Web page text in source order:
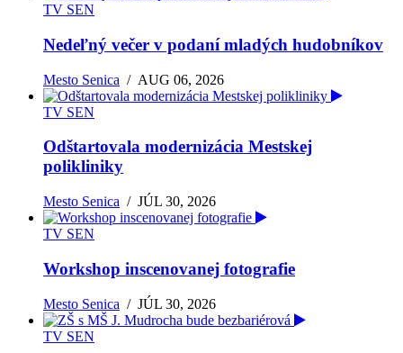
TV SEN
Nedeľný večer v podaní mladých hudobníkov
Mesto Senica /AUG 06, 2026
TV SEN
Odštartovala modernizácia Mestskej
polikliniky
Mesto Senica /JÚL 30, 2026
TV SEN
Workshop inscenovanej fotografie
Mesto Senica /JÚL 30, 2026
TV SEN